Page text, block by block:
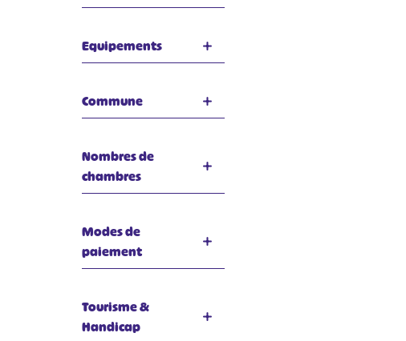
Equipements
Commune
Nombres de
chambres
Modes de
paiement
Tourisme &
Handicap